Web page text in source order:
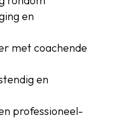
en
met coachende
en
professioneel-